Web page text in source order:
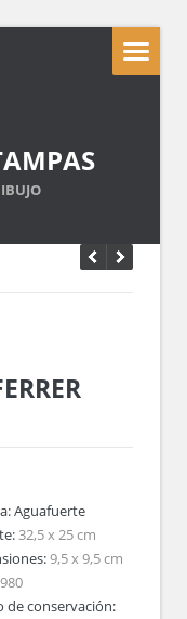
Aguafuerte
32,5 x 25 cm
9,5 x 9,5 cm
de conservación: